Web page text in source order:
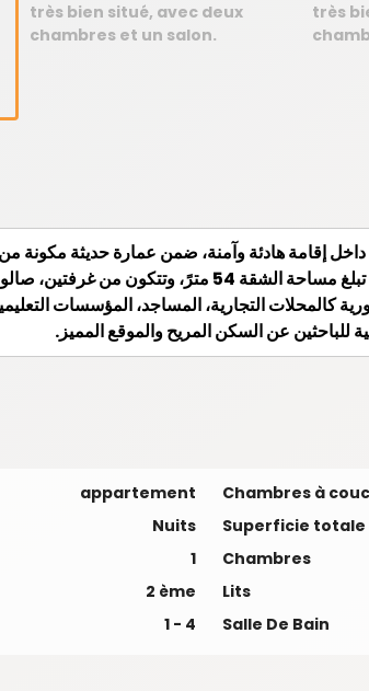
إقامة هادئة وآمنة، ضمن عمارة حديثة مكونة
مكان مخصص للسيارة في مرآب الإقامة. تبلغ مساحة الشقة
كالمحلات التجارية، المساجد، المؤسسات
للباحثين عن السكن المريح والموقع المميز.
appartement
Nuits
1
2 ème
1 - 4
Chambres à
Superficie totale
Chambres
Lits
Salle De Bain